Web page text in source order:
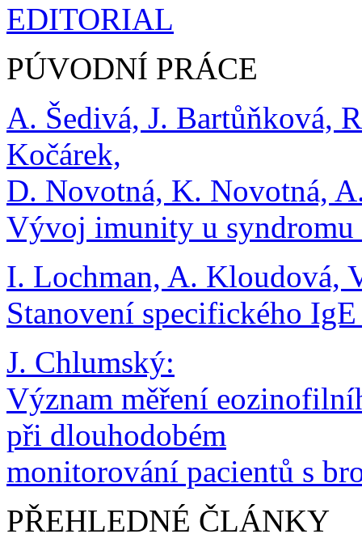
EDITORIAL
PÚVODNÍ PRÁCE
A. Šedivá, J. Bartůňková,
Kočárek,
D. Novotná, K. Novotná,
Vývoj imunity u syndromu
I. Lochman, A. Kloudová,
Stanovení specifického
J. Chlumský:
Význam měření
při dlouhodobém
monitorování pacientů s
PŘEHLEDNÉ ČLÁNKY